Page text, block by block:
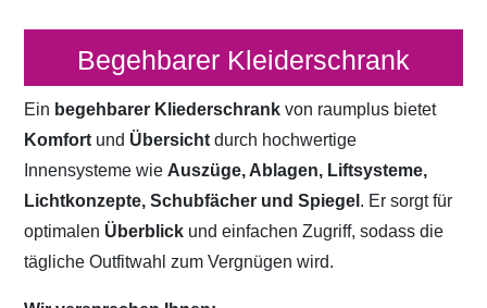
Begehbarer Kleiderschrank
Ein begehbarer Kliederschrankvon raumplus bietet
Komfort und Übersicht durch hochwertige
Innensysteme wie Auszüge, Ablagen, Liftsysteme,
Lichtkonzepte, Schubfächer und Spiegel . Er sorgt für
optimalen Überblick und einfachen Zugriff, sodass die
tägliche Outfitwahl zum Vergnügen wird.